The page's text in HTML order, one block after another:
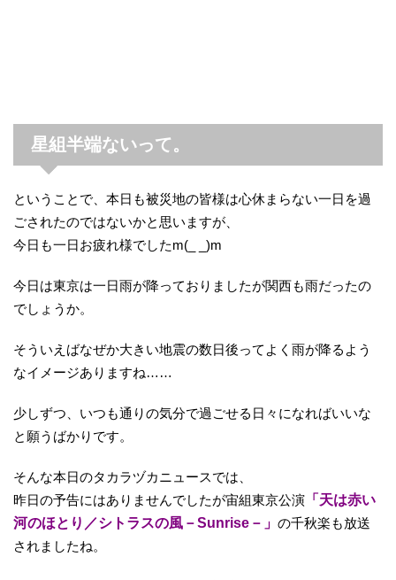
星組半端ないって。
ということで、本日も被災地の皆様は心休まらない一日を過
ごされたのではないかと思いますが、
今日も一日お疲れ様でしたm(_ _)m
今日は東京は一日雨が降っておりましたが関西も雨だったの
でしょうか。
そういえばなぜか大きい地震の数日後ってよく雨が降るよう
なイメージありますね……
少しずつ、いつも通りの気分で過ごせる日々になればいいな
と願うばかりです。
そんな本日のタカラヅカニュースでは、
昨日の予告にはありませんでしたが宙組東京公演 「天は赤い
河のほとり／シトラスの風－Sunrise－」 の千秋楽も放送
されましたね。